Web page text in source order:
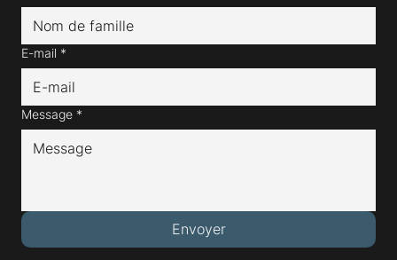
E-mail *
Message *
Envoyer